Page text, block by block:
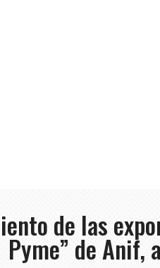
de las
Pyme” de Anif,